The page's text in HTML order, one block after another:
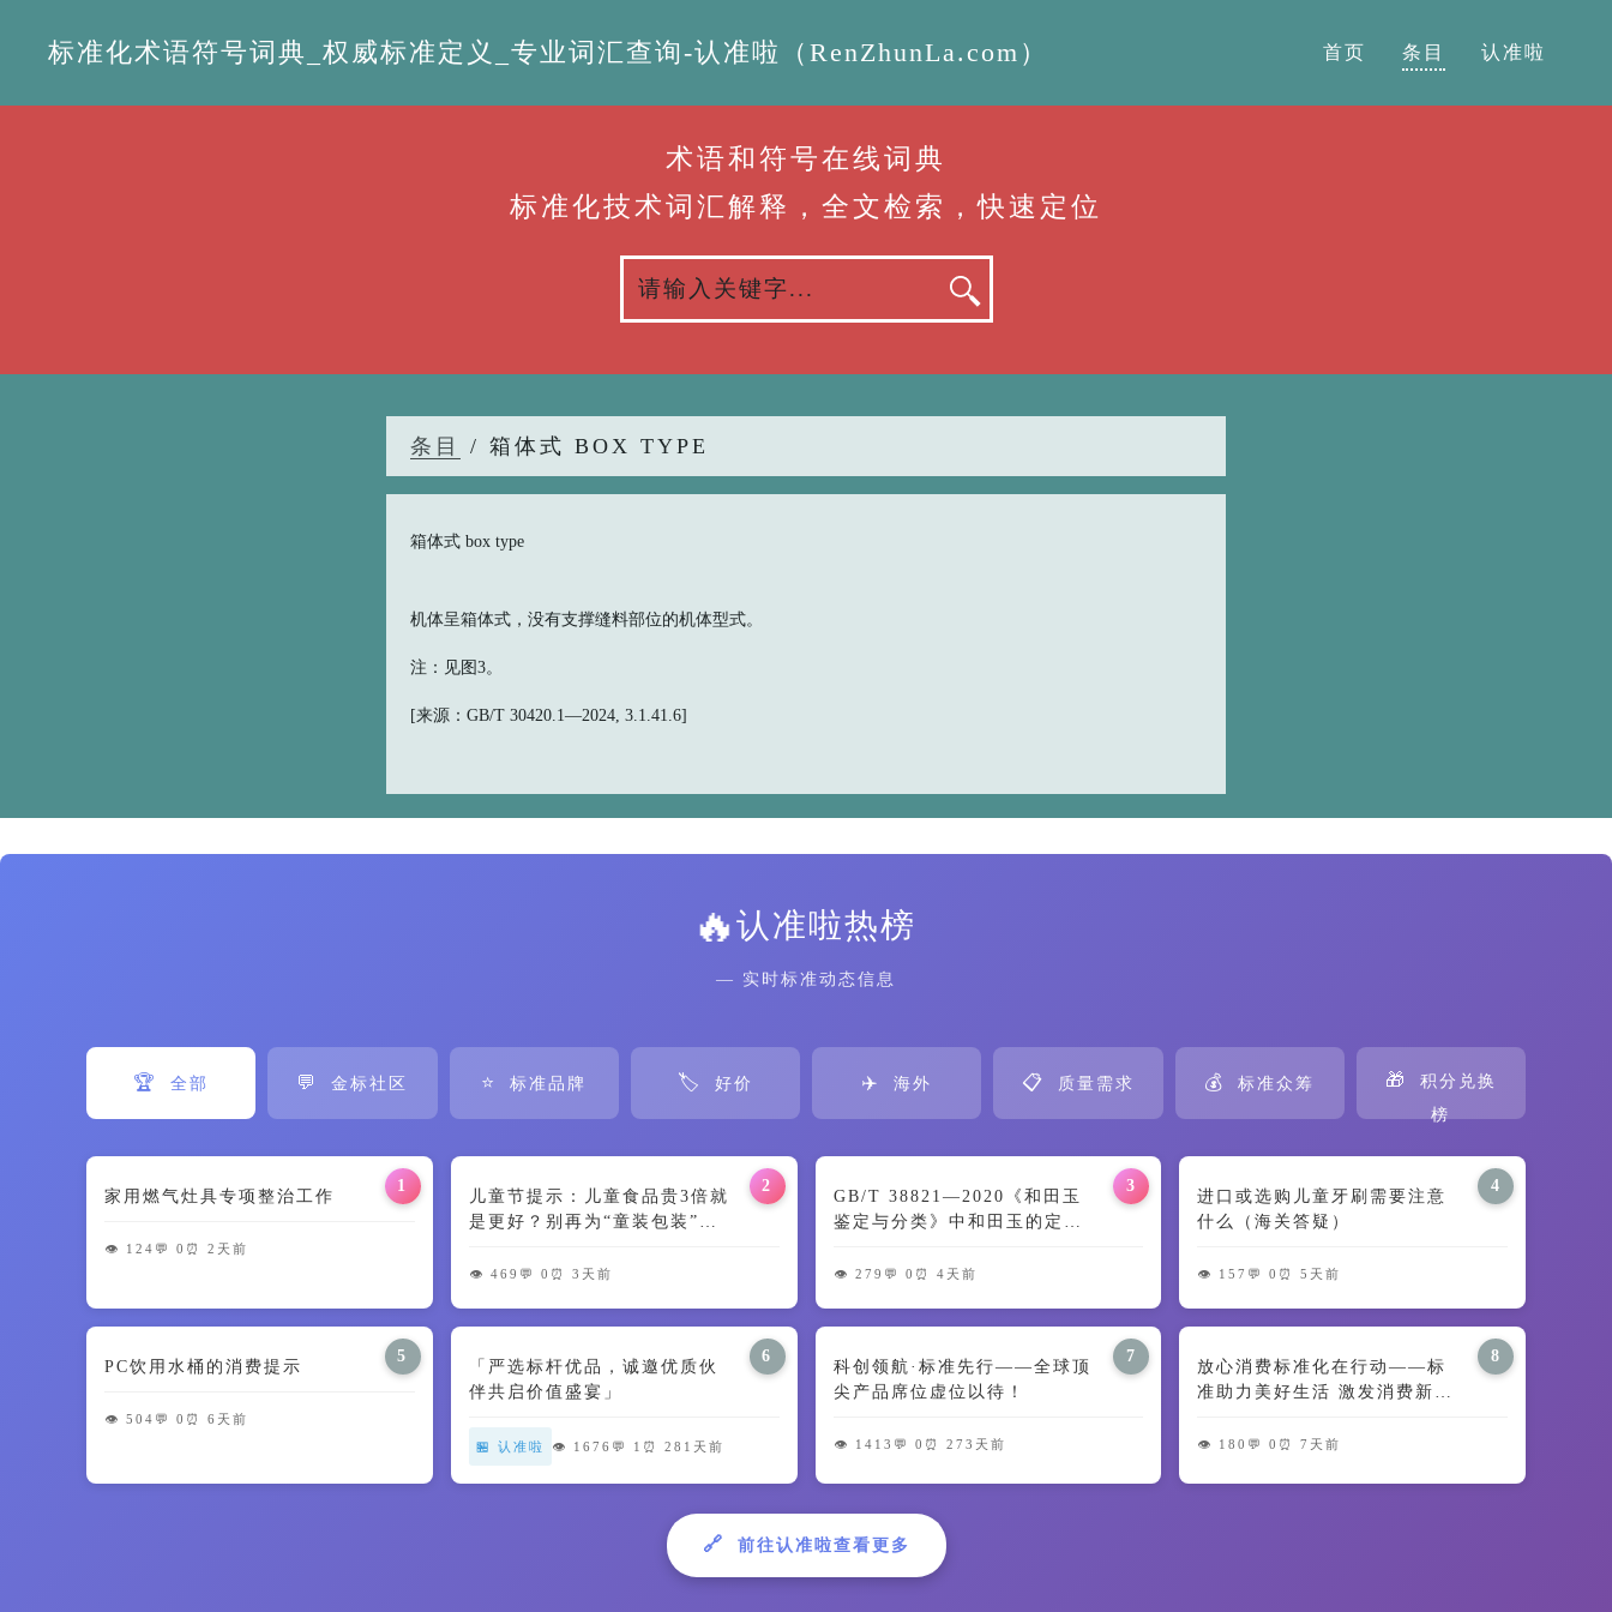
标准化术语符号词典_权威标准定义_专业词汇查询-认准啦（RenZhunLa.com） 首页 条目 认准啦
术语和符号在线词典
标准化技术词汇解释，全文检索，快速定位
条目 / 箱体式 BOX TYPE
箱体式 box type
机体呈箱体式，没有支撑缝料部位的机体型式。
注：见图3。
[来源：GB/T 30420.1—2024, 3.1.41.6]
🔥认准啦热榜
— 实时标准动态信息
🏆 全部 💬 金标社区 ⭐ 标准品牌 🏷️ 好价 ✈️ 海外 📋 质量需求 💰 标准众筹 🎁
积分兑换
榜
1
家用燃气灶具专项整治工作
👁️ 124 💬 0 ⏰ 2天前
2
儿童节提示：儿童食品贵3倍就
是更好？别再为“童装包装”交
👁️ 469 💬 0 ⏰ 3天前
3
GB/T 38821—2020《和田玉
鉴定与分类》中和田玉的定义
👁️ 279 💬 0 ⏰ 4天前
4
进口或选购儿童牙刷需要注意
什么（海关答疑）
👁️ 157 💬 0 ⏰ 5天前
5
PC饮用水桶的消费提示
👁️ 504 💬 0 ⏰ 6天前
6
「严选标杆优品，诚邀优质伙
伴共启价值盛宴」
🏪 认准啦 👁️ 1676 💬 1 ⏰ 281天前
7
科创领航·标准先行——全球顶
尖产品席位虚位以待！
👁️ 1413 💬 0 ⏰ 273天前
8
放心消费标准化在行动——标
准助力美好生活 激发消费新动
👁️ 180 💬 0 ⏰ 7天前
🔗 前往认准啦查看更多